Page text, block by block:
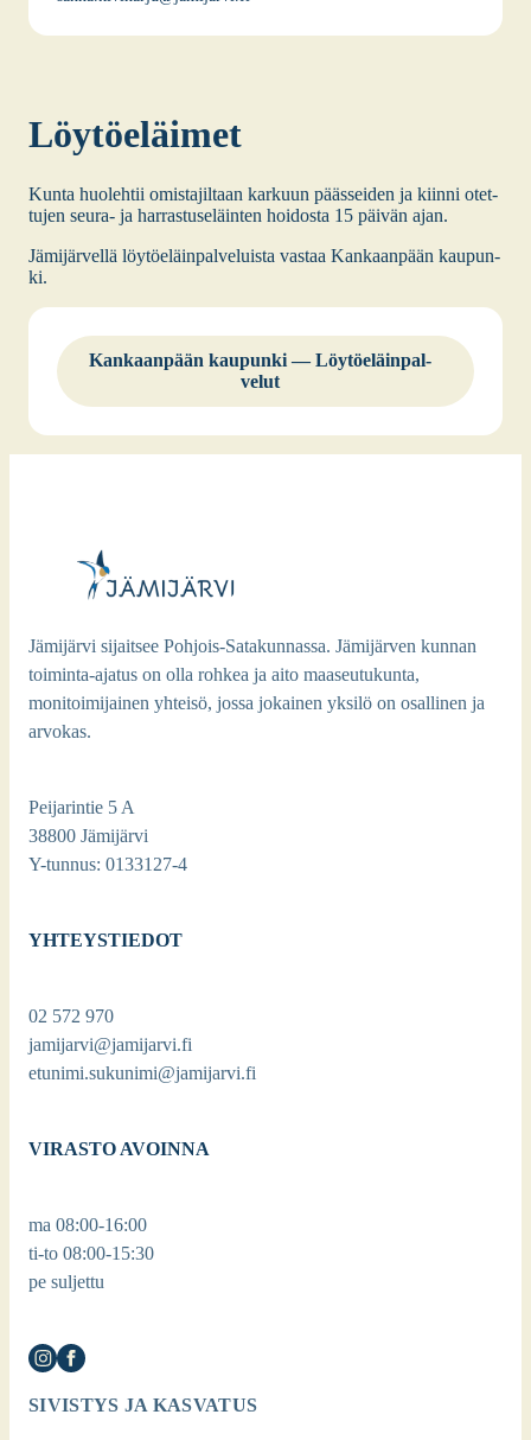
Löy­tö­eläi­met
Kun­ta huo­leh­tii omis­ta­jil­taan kar­kuun pääs­sei­den ja kiin­ni otet­
tu­jen seu­ra- ja har­ras­tuse­läin­ten hoi­dos­ta 15 päi­vän ajan.
Jämi­jär­vel­lä löy­tö­eläin­pal­ve­luis­ta vas­taa Kan­kaan­pään kau­pun­
ki.
Kan­kaan­pään kau­pun­ki — Löy­tö­eläin­pal­
ve­lut
Jämijärvi sijaitsee Pohjois-Satakunnassa. Jämijärven kunnan
toiminta-ajatus on olla rohkea ja aito maaseutukunta,
monitoimijainen yhteisö, jossa jokainen yksilö on osallinen ja
arvokas.
Peijarintie 5 A
38800 Jämijärvi
Y-tunnus: 0133127-4
YHTEYSTIEDOT
02 572 970
jamijarvi@jamijarvi.fi
etunimi.sukunimi@jamijarvi.fi
VIRASTO AVOINNA
ma 08:00-16:00
ti-to 08:00-15:30
pe suljettu
SIVISTYS JA KASVATUS